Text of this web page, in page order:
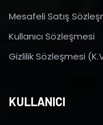
Mesafeli Satış
Kullanıcı Sözleşmesi
Gizlilik Sözleşmesi
KULLANICI